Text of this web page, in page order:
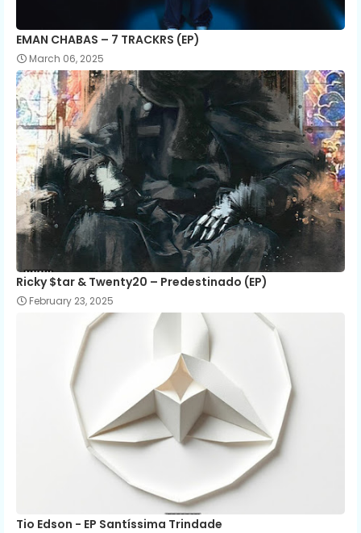
EMAN CHABAS – 7 TRACKRS (EP)
March 06, 2025
Ricky $tar & Twenty20 – Predestinado (EP)
February 23, 2025
Tio Edson - EP Santíssima Trindade